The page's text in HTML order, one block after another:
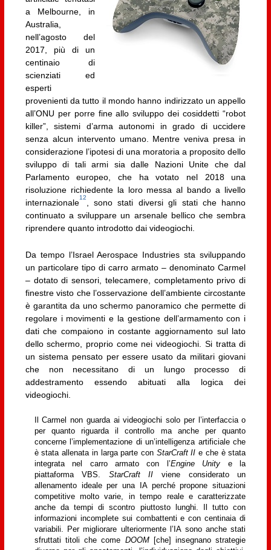
a Melbourne, in
Australia,
nell’agosto del
2017, più di un
centinaio di
scienziati ed
esperti
provenienti da tutto il mondo hanno indirizzato un appello
all’ONU per porre fine allo sviluppo dei cosiddetti “robot
killer”, sistemi d’arma autonomi in grado di uccidere
senza alcun intervento umano. Mentre veniva presa in
considerazione l’ipotesi di una moratoria a proposito dello
sviluppo di tali armi sia dalle Nazioni Unite che dal
Parlamento europeo, che ha votato nel 2018 una
risoluzione richiedente la loro messa al bando a livello
internazionale
12
, sono stati diversi gli stati che hanno
continuato a sviluppare un arsenale bellico che sembra
riprendere quanto introdotto dai videogiochi.
Da tempo l’Israel Aerospace Industries sta sviluppando
un particolare tipo di carro armato – denominato Carmel
– dotato di sensori, telecamere, completamento privo di
finestre visto che l’osservazione dell’ambiente circostante
è garantita da uno schermo panoramico che permette di
regolare i movimenti e la gestione dell’armamento con i
dati che compaiono in costante aggiornamento sul lato
dello schermo, proprio come nei videogiochi. Si tratta di
un sistema pensato per essere usato da militari giovani
che non necessitano di un lungo processo di
addestramento essendo abituati alla logica dei
videogiochi.
Il Carmel non guarda ai videogiochi solo per l’interfaccia o
per quanto riguarda il controllo ma anche per quanto
concerne l’implementazione di un’intelligenza artificiale che
è stata allenata in larga parte con StarCraft II e che è stata
integrata nel carro armato con l’Engine Unity e la
piattaforma VBS. StarCraft II viene considerato un
allenamento ideale per una IA perché propone situazioni
competitive molto varie, in tempo reale e caratterizzate
anche da tempi di scontro piuttosto lunghi. Il tutto con
informazioni incomplete sui combattenti e con centinaia di
variabili. Per migliorare ulteriormente l’IA sono anche stati
sfruttati titoli che come DOOM[che] insegnano strategie